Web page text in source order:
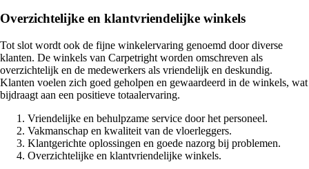
Overzichtelijke en klantvriendelijke winkels
Tot slot wordt ook de fijne winkelervaring genoemd door diverse
klanten. De winkels van Carpetright worden omschreven als
overzichtelijk en de medewerkers als vriendelijk en deskundig.
Klanten voelen zich goed geholpen en gewaardeerd in de winkels, wat
bijdraagt aan een positieve totaalervaring.
Vriendelijke en behulpzame service door het personeel.
Vakmanschap en kwaliteit van de vloerleggers.
Klantgerichte oplossingen en goede nazorg bij problemen.
Overzichtelijke en klantvriendelijke winkels.